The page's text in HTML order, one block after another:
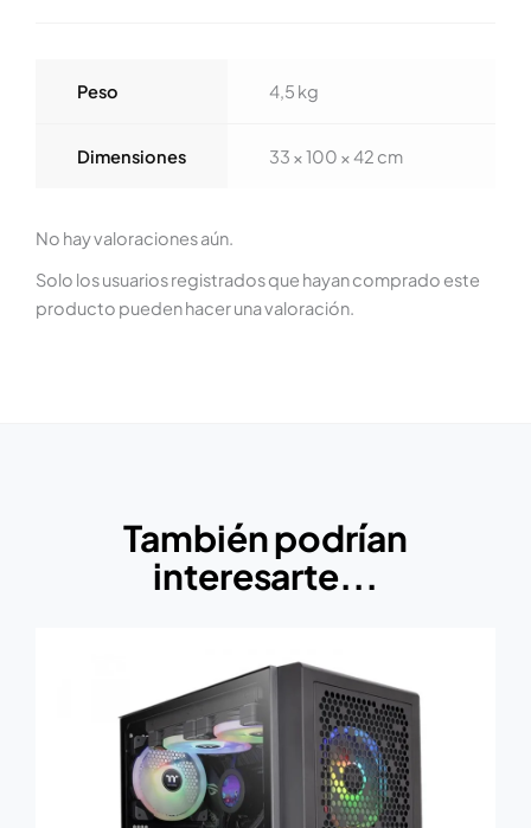
Peso 4,5 kg
Dimensiones 33 × 100 × 42 cm
No hay valoraciones aún.
Solo los usuarios registrados que hayan comprado este
producto pueden hacer una valoración.
También podrían
interesarte...